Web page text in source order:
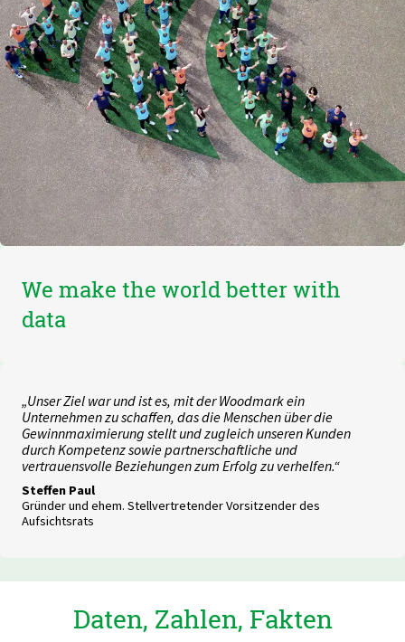
We make the world better with
data
„Unser Ziel war und ist es, mit der Woodmark ein
Unternehmen zu schaffen, das die Menschen über die
Gewinnmaximierung stellt und zugleich unseren Kunden
durch Kompetenz sowie partnerschaftliche und
vertrauensvolle Beziehungen zum Erfolg zu verhelfen.“
Steffen Paul
Gründer und ehem. Stellvertretender Vorsitzender des
Aufsichtsrats
Daten, Zahlen, Fakten